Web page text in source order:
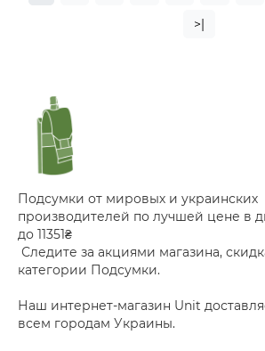
>|
Подсумки от мировых и украинских
производителей по лучшей цене в
до 11351₴
Следите за акциями магазина,
категории Подсумки.
Наш интернет-магазин Unit
всем городам Украины.